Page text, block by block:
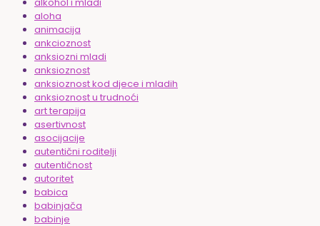
aloha
animacija
ankcioznost
anksiozni mladi
anksioznost
anksioznost kod djece i mladih
anksioznost u trudnoći
art terapija
asertivnost
asocijacije
autentični roditelji
autentičnost
autoritet
babica
babinjača
babinje